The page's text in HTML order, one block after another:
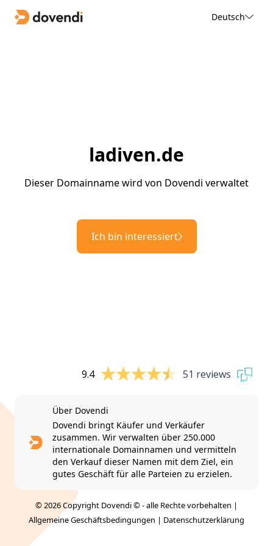
Deutsch
ladiven.de
Dieser Domainname wird von Dovendi verwaltet
Ich bin interessiert
9.4 51 reviews
Über Dovendi
Dovendi bringt Käufer und Verkäufer
zusammen. Wir verwalten über 250.000
internationale Domainnamen und vermitteln
den Verkauf dieser Namen mit dem Ziel, ein
gutes Geschäft für alle Parteien zu erzielen.
© 2026 Copyright Dovendi © - alle Rechte vorbehalten |
Allgemeine Geschäftsbedingungen | Datenschutzerklärung